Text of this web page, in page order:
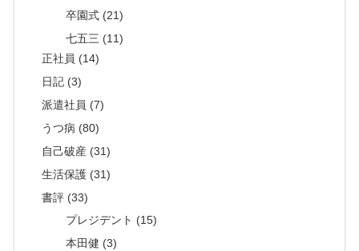
卒園式 (21)
七五三 (11)
正社員 (14)
日記 (3)
派遣社員 (7)
うつ病 (80)
自己破産 (31)
生活保護 (31)
書評 (33)
プレジデント (15)
本田健 (3)